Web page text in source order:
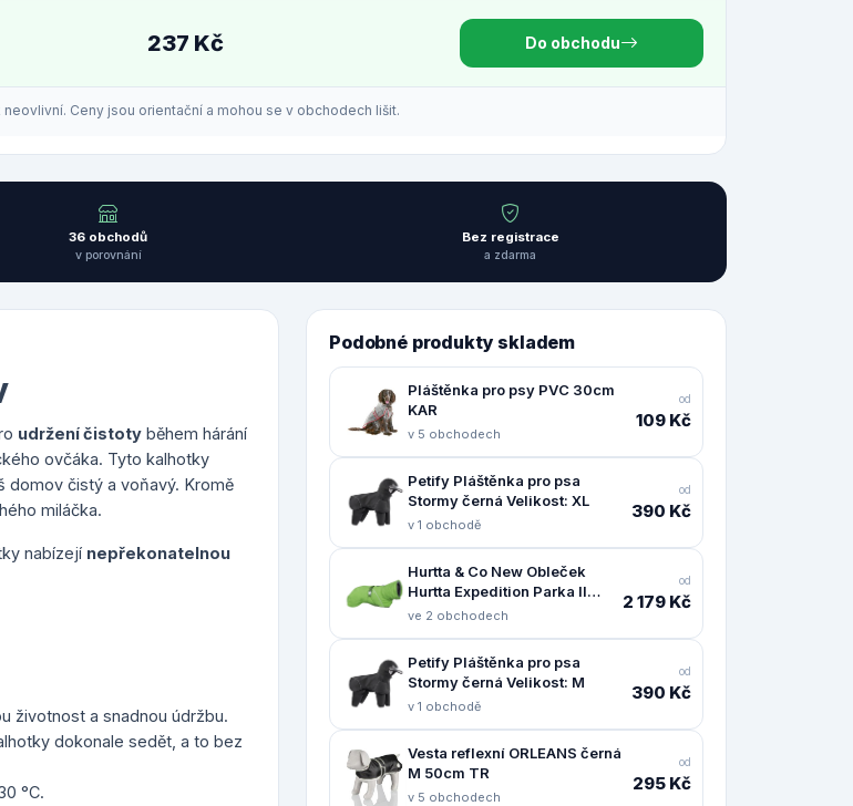
237 Kč Do obchodu
Ceny jsou orientační a mohou se v obchodech lišit.
36 obchodů
v porovnání
Bez registrace
a zdarma
udržení čistoty během hárání
ovčáka. Tyto kalhotky
domov čistý a voňavý. Kromě
miláčka.
nabízejí nepřekonatelnou
životnost a snadnou údržbu.
dokonale sedět, a to bez
°C.
Podobné produkty skladem
Pláštěnka pro psy PVC 30cm
KAR
v 5 obchodech
od
109 Kč
Petify Pláštěnka pro psa
Stormy černá Velikost: XL
v 1 obchodě
od
390 Kč
Hurtta & Co New Obleček
Hurtta Expedition Parka II
petrželový 55
ve 2 obchodech
od
2 179 Kč
Petify Pláštěnka pro psa
Stormy černá Velikost: M
v 1 obchodě
od
390 Kč
Vesta reflexní ORLEANS černá
M 50cm TR
v 5 obchodech
od
295 Kč